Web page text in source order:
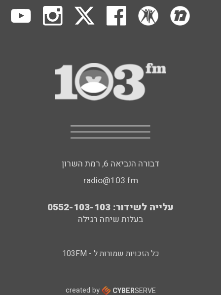
דבורה הנביאה 6, רמת השרון
radio@103.fm
עלייה לשידור: 0552-103-103
בעלות שיחה רגילה
כל הזכויות שמורות ל - 103FM
created by CYBERSERVE